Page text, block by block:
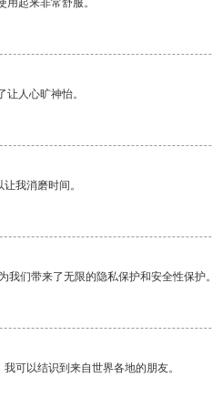
起来非常舒服。
人心旷神怡。
我消磨时间。
我们带来了无限的隐私保护和安全性保护
可以结识到来自世界各地的朋友。